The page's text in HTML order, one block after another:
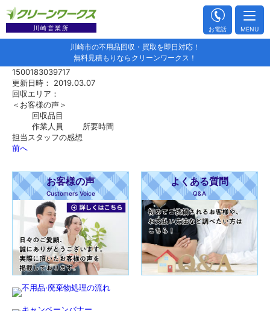
川崎市の不用品回収・買取を即日対応！
無料見積もりならクリーンワークス！
川崎営業所 お電話 MENU
1500183039717
更新日時： 2019.03.07
回収エリア：
＜お客様の声＞
回収品目
作業人員
所要時間
担当スタッフの感想
前へ
お客様の声
Customers Voice
よくある質問
Q&A